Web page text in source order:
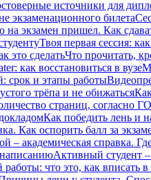
источники для
экзаменационного билета
на экзамен пришел. Как
Твоя первая сессия:
это сделатьЧто прочитать,
как восстановиться в вузе
срок и этапы работы
трёпа и не обижаться
страниц, согласно
Как победить лень и
Как оспорить балл за
– академическая справка.
Активный студент
что это, как вписать в